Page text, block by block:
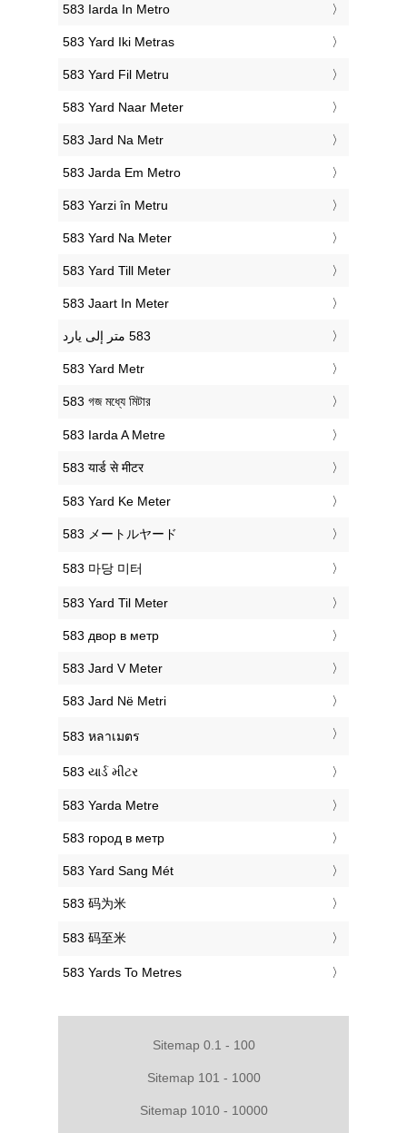
‎583 Iarda In Metro
‎583 Yard Iki Metras
‎583 Yard Fil Metru
‎583 Yard Naar Meter
‎583 Jard Na Metr
‎583 Jarda Em Metro
‎583 Yarzi în Metru
‎583 Yard Na Meter
‎583 Yard Till Meter
‎583 Jaart In Meter
‎583 Yard Metr
‎583 গজ মধ্যে মিটার
‎583 Iarda A Metre
‎583 यार्ड से मीटर
‎583 Yard Ke Meter
‎583 メートルヤード
‎583 마당 미터
‎583 Yard Til Meter
‎583 двор в метр
‎583 Jard V Meter
‎583 Jard Në Metri
‎583 หลาเมตร
‎583 યાર્ડ મીટર
‎583 Yarda Metre
‎583 город в метр
‎583 Yard Sang Mét
‎583 码为米
‎583 码至米
‎583 Yards To Metres
Sitemap 0.1 - 100
Sitemap 101 - 1000
Sitemap 1010 - 10000